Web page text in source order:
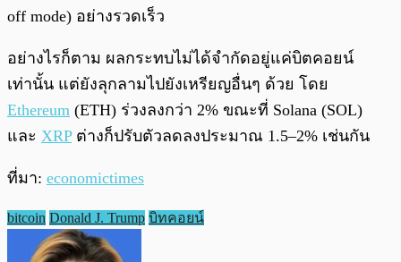
off mode) อย่างรวดเร็ว
อย่างไรก็ตาม ผลกระทบไม่ได้จำกัดอยู่แค่บิตคอยน์
เท่านั้น แต่ยังลุกลามไปยังเหรียญอื่นๆ ด้วย โดย
Ethereum (ETH) ร่วงลงกว่า 2% ขณะที่ Solana (SOL)
และ XRPต่างก็ปรับตัวลดลงประมาณ 1.5–2% เช่นกัน
ที่มา: economictimes
bitcoin Donald J. Trump บิทคอยน์